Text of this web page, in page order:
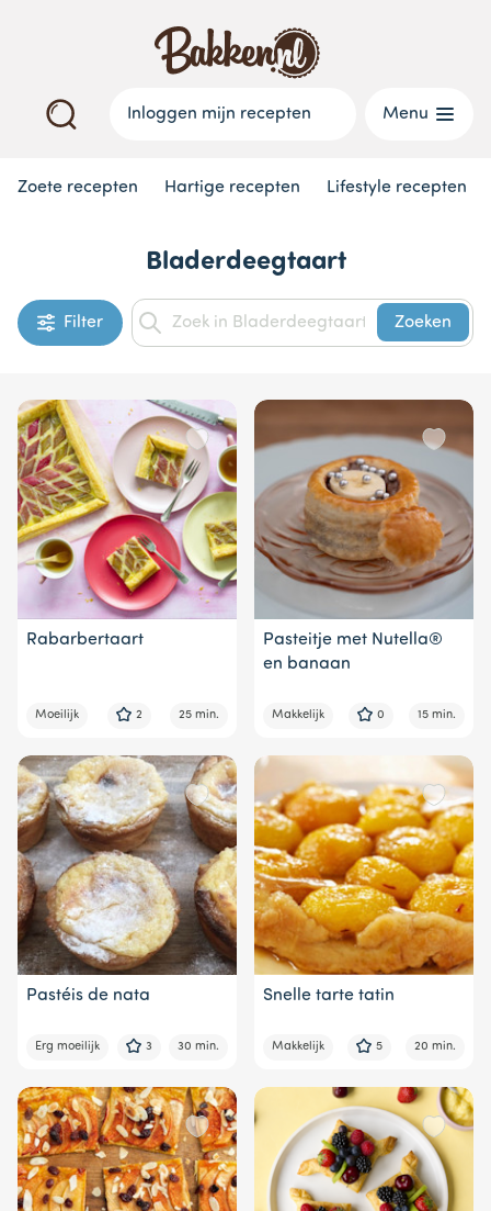
Inloggen mijn recepten Menu
Zoete recepten Hartige recepten Lifestyle recepten
Bladerdeegtaart
Filter Zoeken
Rabarbertaart
Moeilijk 2 25 min.
Pasteitje met Nutella®
en banaan
Makkelijk 0 15 min.
Pastéis de nata
Erg moeilijk 3 30 min.
Snelle tarte tatin
Makkelijk 5 20 min.